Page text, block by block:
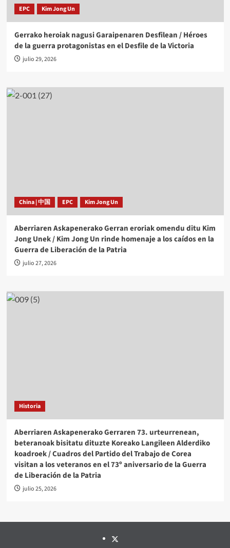
EPC Kim Jong Un
Gerrako heroiak nagusi Garaipenaren Desfilean / Héroes
de la guerra protagonistas en el Desfile de la Victoria
julio 29, 2026
China | 中国 EPC Kim Jong Un
Aberriaren Askapenerako Gerran eroriak omendu ditu Kim
Jong Unek / Kim Jong Un rinde homenaje a los caídos en la
Guerra de Liberación de la Patria
julio 27, 2026
Historia
Aberriaren Askapenerako Gerraren 73. urteurrenean,
beteranoak bisitatu dituzte Koreako Langileen Alderdiko
koadroek / Cuadros del Partido del Trabajo de Corea
visitan a los veteranos en el 73º aniversario de la Guerra
de Liberación de la Patria
julio 25, 2026
Twitter